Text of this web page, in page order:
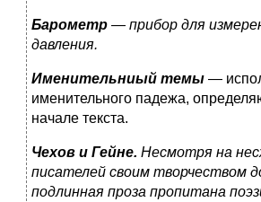
Барометр — прибор для
давления.
Именительниый темы —
именительного падежа,
начале текста.
Чехов и Гейне. Несмотря на
писателей своим творчеством
подлинная проза пропитана